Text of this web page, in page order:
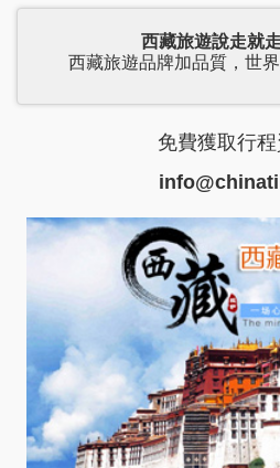
西藏旅遊說走就
西藏旅遊品牌加品質，世
免費獲取行程